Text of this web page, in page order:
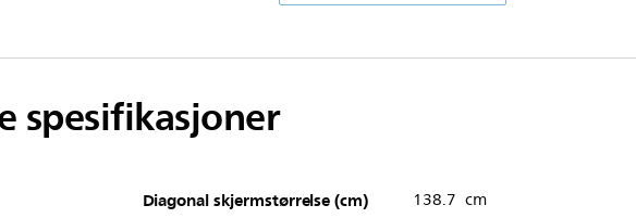
spesifikasjoner
Diagonal skjermstørrelse (cm) 138.7 cm